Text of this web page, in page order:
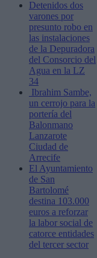
Detenidos dos
varones por
presunto robo en
las instalaciones
de la Depuradora
del Consorcio del
Agua en la LZ
34
Ibrahim Sambe,
un cerrojo para la
portería del
Balonmano
Lanzarote
Ciudad de
Arrecife
El Ayuntamiento
de San
Bartolomé
destina 103.000
euros a reforzar
la labor social de
catorce entidades
del tercer sector